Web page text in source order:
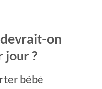
on
jour ?